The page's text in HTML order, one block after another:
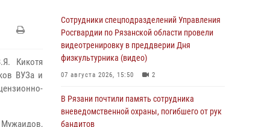
Кикотя
ВУЗа и
Сотрудники спецподразделений Управления
Росгвардии по Рязанской области провели
видеотренировку в преддверии Дня
физкультурника (видео)
07 августа 2026, 15:50 2
В Рязани почтили память сотрудника
вневедомственной охраны, погибшего от рук
бандитов